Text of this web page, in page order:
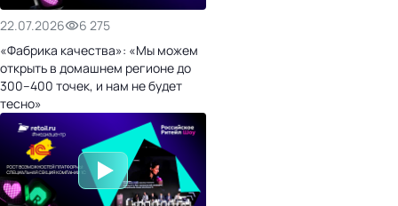
22.07.2026
6 275
«Фабрика качества»: «Мы можем
открыть в домашнем регионе до
300–400 точек, и нам не будет
тесно»